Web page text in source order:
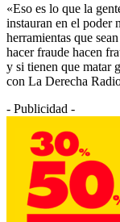
«Eso es lo que la
instauran en el poder
herramientas que
hacer fraude hacen
y si tienen que matar
con La Derecha
- Publicidad -